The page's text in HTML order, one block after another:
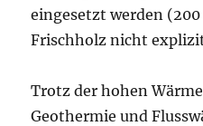
eingesetzt werden
Frischholz nicht
Trotz der hohen
Geothermie und